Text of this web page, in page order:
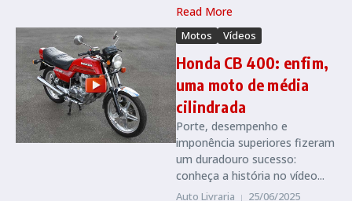
Read More
Motos Vídeos
Honda CB 400: enfim,
uma moto de média
cilindrada
Porte, desempenho e
imponência superiores fizeram
um duradouro sucesso:
conheça a história no vídeo...
Auto Livraria 25/06/2025